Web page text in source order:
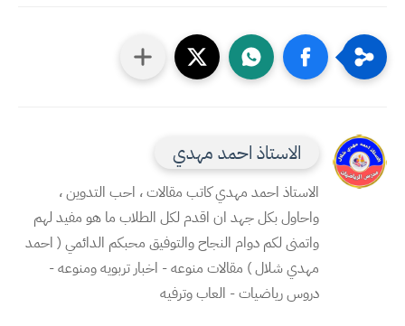
الاستاذ احمد مهدي
الاستاذ احمد مهدي كاتب مقالات ، احب التدوين ،
واحاول بكل جهد ان اقدم لكل الطلاب ما هو مفيد لهم
واتمنى لكم دوام النجاح والتوفيق محبكم الدائمي ( احمد
مهدي شلال ) مقالات منوعه - اخبار تربويه ومنوعه -
دروس رياضيات - العاب وترفيه